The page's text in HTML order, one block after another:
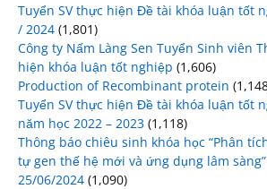
Tuyển SV thực hiện Đề tài khóa luận tốt
/ 2024 (1,801)
Công ty Nấm Làng Sen Tuyển Sinh viên
hiện khóa luận tốt nghiệp (1,606)
Production of Recombinant protein
Tuyển SV thực hiện Đề tài khóa luận tốt
năm học 2022 – 2023 (1,118)
Thông báo chiêu sinh khóa học “Phân
tự gen thế hệ mới và ứng dụng lâm sàng”
25/06/2024 (1,090)